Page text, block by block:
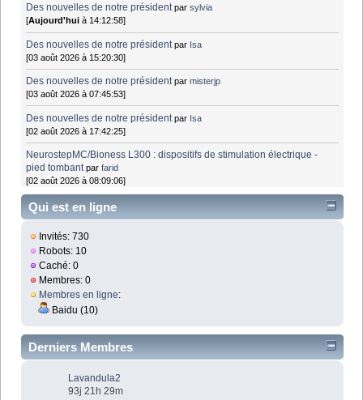
Des nouvelles de notre président parsylvia
[Aujourd'hui à 14:12:58]
Des nouvelles de notre président par Isa
[03 août 2026 à 15:20:30]
Des nouvelles de notre président parmisterjp
[03 août 2026 à 07:45:53]
Des nouvelles de notre président par Isa
[02 août 2026 à 17:42:25]
NeurostepMC/Bioness L300 : dispositifs de stimulation électrique -
pied tombant parfarid
[02 août 2026 à 08:09:06]
Qui est en ligne
Invités: 730
Robots: 10
Caché: 0
Membres: 0
Membres en ligne:
Baidu (10)
Derniers Membres
Lavandula2
93j 21h 29m